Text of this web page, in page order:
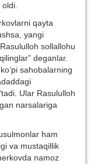
qayta
yangi
sollallohu
deganlar.
sahobalarning
Ular Rasululloh
narsalariga
ham
va mustaqillik
namoz